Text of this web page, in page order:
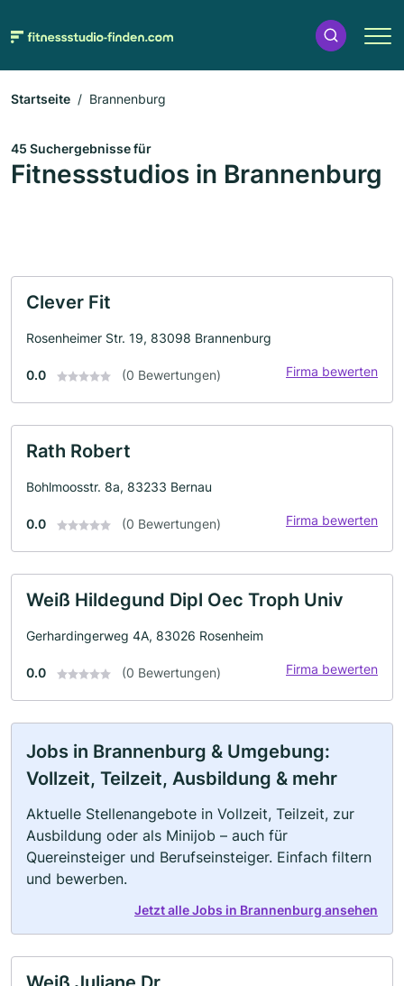
Startseite Brannenburg
45 Suchergebnisse für
Fitnessstudios in Brannenburg
Clever Fit
Rosenheimer Str. 19, 83098 Brannenburg
0.0 (0 Bewertungen) Firma bewerten
Rath Robert
Bohlmoosstr. 8a, 83233 Bernau
0.0 (0 Bewertungen) Firma bewerten
Weiß Hildegund Dipl Oec Troph Univ
Gerhardingerweg 4A, 83026 Rosenheim
0.0 (0 Bewertungen) Firma bewerten
Jobs in Brannenburg & Umgebung:
Vollzeit, Teilzeit, Ausbildung & mehr
Aktuelle Stellenangebote in Vollzeit, Teilzeit, zur
Ausbildung oder als Minijob – auch für
Quereinsteiger und Berufseinsteiger. Einfach filtern
und bewerben.
Jetzt alle Jobs in Brannenburg ansehen